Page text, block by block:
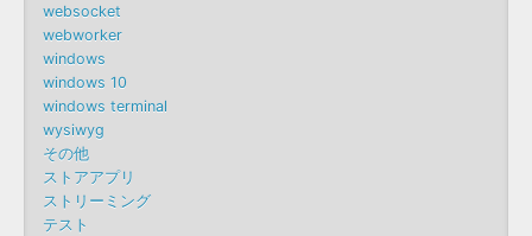
websocket
webworker
windows
windows 10
windows terminal
wysiwyg
その他
ストアアプリ
ストリーミング
テスト